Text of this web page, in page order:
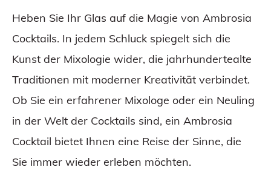
Heben Sie Ihr Glas auf die Magie von Ambrosia
Cocktails. In jedem Schluck spiegelt sich die
Kunst der Mixologie wider, die jahrhundertealte
Traditionen mit moderner Kreativität verbindet.
Ob Sie ein erfahrener Mixologe oder ein Neuling
in der Welt der Cocktails sind, ein Ambrosia
Cocktail bietet Ihnen eine Reise der Sinne, die
Sie immer wieder erleben möchten.